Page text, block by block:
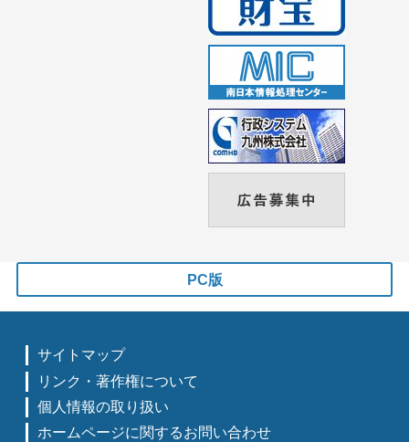
PC版
サイトマップ
リンク・著作権について
個人情報の取り扱い
ホームページに関するお問い合わせ